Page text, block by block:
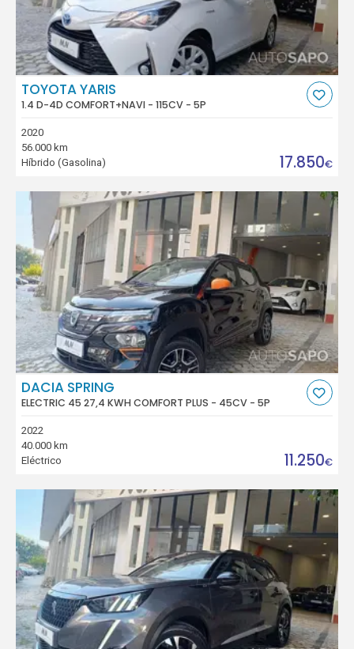
TOYOTA YARIS
1.4 D-4D COMFORT+NAVI - 115CV - 5P
2020
56.000 km
Híbrido (Gasolina)
17.850€
DACIA SPRING
ELECTRIC 45 27,4 KWH COMFORT PLUS - 45CV - 5P
2022
40.000 km
Eléctrico
11.250€